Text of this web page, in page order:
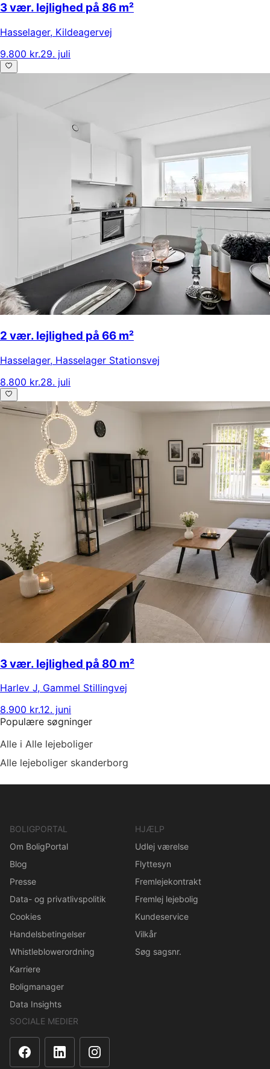
3 vær. lejlighed på 86 m²
Hasselager, Kildeagervej
9.800 kr.29. juli
2 vær. lejlighed på 66 m²
Hasselager, Hasselager Stationsvej
8.800 kr.28. juli
3 vær. lejlighed på 80 m²
Harlev J, Gammel Stillingvej
8.900 kr.12. juni
Populære søgninger
Alle i Alle lejeboliger
Alle lejeboliger skanderborg
BOLIGPORTAL
Om BoligPortal
Blog
Presse
Data- og privatlivspolitik
Cookies
Handelsbetingelser
Whistleblowerordning
Karriere
Boligmanager
Data Insights
HJÆLP
Udlej værelse
Flyttesyn
Fremlejekontrakt
Fremlej lejebolig
Kundeservice
Vilkår
Søg sagsnr.
SOCIALE MEDIER